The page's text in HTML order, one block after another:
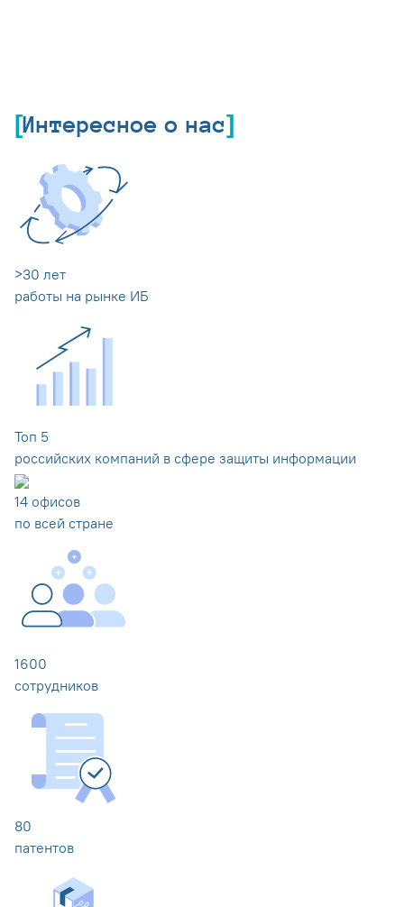
Интересное о нас
>30 лет
работы на рынке ИБ
Топ 5
российских компаний в сфере защиты информации
14 офисов
по всей стране
1600
сотрудников
80
патентов